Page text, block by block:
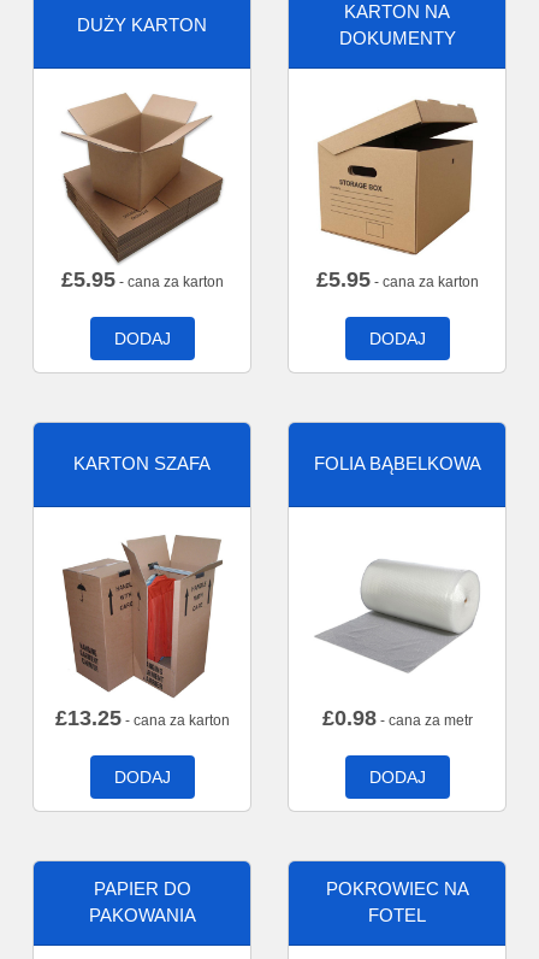
DUŻY KARTON
£5.95- cana za karton
DODAJ
KARTON NA
DOKUMENTY
£5.95- cana za karton
DODAJ
KARTON SZAFA
£13.25- cana za karton
DODAJ
FOLIA BĄBELKOWA
£0.98- cana za metr
DODAJ
PAPIER DO
PAKOWANIA
POKROWIEC NA
FOTEL